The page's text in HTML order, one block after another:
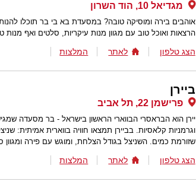
מגדיאל 10, הוד השרון
אוהבים בירה ומוסיקה טובה? במסעדת בא בי בר תוכלו להנות
הרצאות ואוכל טוב עם מגוון מנות עיקריות, סלטים ואף מנות
הצג טלפון לאתר המלצות
ביירן
פרישמן 22, תל אביב
יירן הוא הבראסרי הבווארי הראשון בישראל - בר מסעדה
וגרמניות קלאסיות. בביירן תמצאו חוויה בווארית אמיתית:
שזורמת כמים. השניצל בגודל הצלחת, ומוגש עם פירה ומגוון
הצג טלפון לאתר המלצות